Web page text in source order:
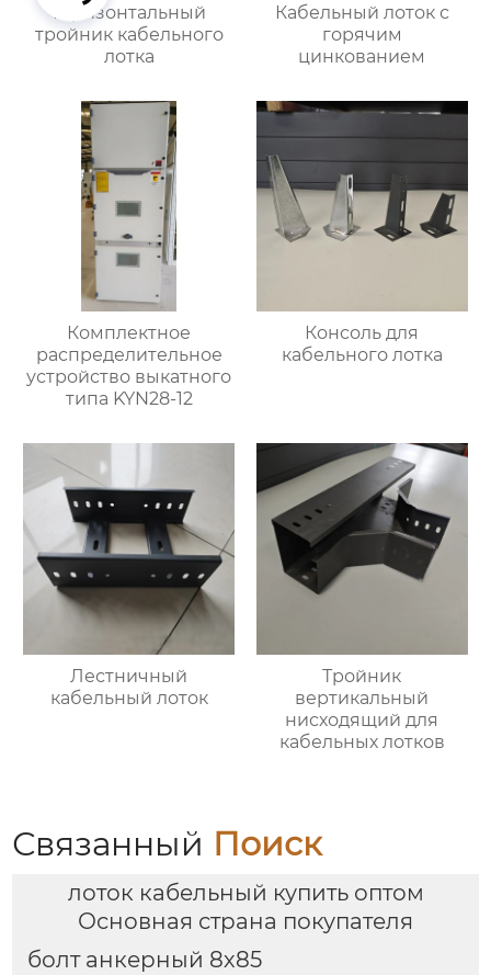
Горизонтальный
тройник кабельного
лотка
Кабельный лоток с
горячим
цинкованием
Комплектное
распределительное
устройство выкатного
типа KYN28-12
Консоль для
кабельного лотка
Лестничный
кабельный лоток
Тройник
вертикальный
нисходящий для
кабельных лотков
Связанный Поиск
лоток кабельный купить оптом
Основная страна покупателя
болт анкерный 8х85